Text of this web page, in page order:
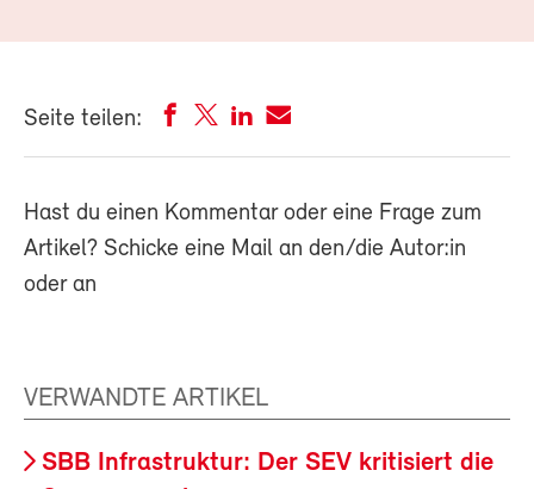
Seite teilen:
Hast du einen Kommentar oder eine Frage zum
Artikel? Schicke eine Mail an den/die Autor:in
oder an
VERWANDTE ARTIKEL
SBB Infrastruktur: Der SEV kritisiert die